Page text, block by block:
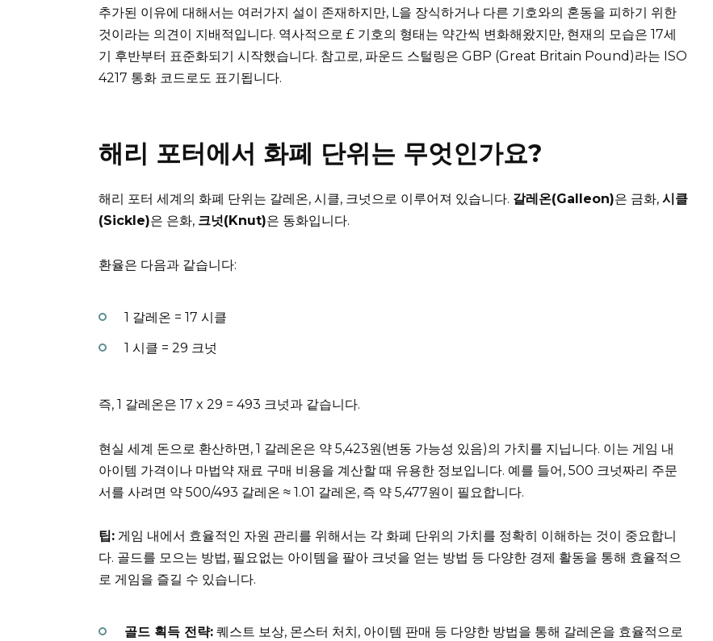
추가된 이유에 대해서는 여러가지 설이 존재하지만, L을 장식하거나 다른 기호와의 혼동을 피하기 위한
것이라는 의견이 지배적입니다. 역사적으로 £ 기호의 형태는 약간씩 변화해왔지만, 현재의 모습은 17세
기 후반부터 표준화되기 시작했습니다. 참고로, 파운드 스털링은 GBP (Great Britain Pound)라는 ISO
4217 통화 코드로도 표기됩니다.
해리 포터에서 화폐 단위는 무엇인가요?
해리 포터 세계의 화폐 단위는 갈레온, 시클, 크넛으로 이루어져 있습니다. 갈레온(Galleon)은 금화, 시클
(Sickle)은 은화, 크넛(Knut)은 동화입니다.
환율은 다음과 같습니다:
1 갈레온 = 17 시클
1 시클 = 29 크넛
즉, 1 갈레온은 17 x 29 = 493 크넛과 같습니다.
현실 세계 돈으로 환산하면, 1 갈레온은 약 5,423원(변동 가능성 있음)의 가치를 지닙니다. 이는 게임 내
아이템 가격이나 마법약 재료 구매 비용을 계산할 때 유용한 정보입니다. 예를 들어, 500 크넛짜리 주문
서를 사려면 약 500/493 갈레온 ≈ 1.01 갈레온, 즉 약 5,477원이 필요합니다.
팁: 게임 내에서 효율적인 자원 관리를 위해서는 각 화폐 단위의 가치를 정확히 이해하는 것이 중요합니
다. 골드를 모으는 방법, 필요없는 아이템을 팔아 크넛을 얻는 방법 등 다양한 경제 활동을 통해 효율적으
로 게임을 즐길 수 있습니다.
골드 획득 전략: 퀘스트 보상, 몬스터 처치, 아이템 판매 등 다양한 방법을 통해 갈레온을 효율적으로